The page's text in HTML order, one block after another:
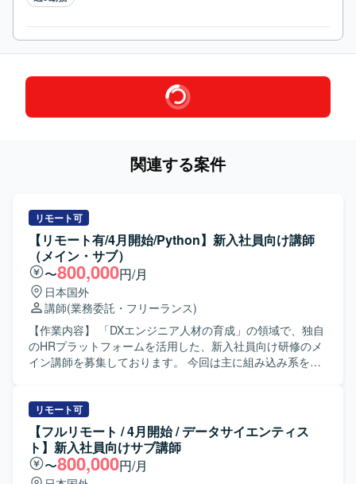
関連する案件
リモート可
【リモート有/4月開始/Python】新入社員向け講師
（メイン・サブ）
〜800,000円/月
日本国外
講師(業務委託・フリーランス)
【作業内容】 「DXエンジニア人材の育成」の領域で、独自
のHRプラットフォームを活用した、新入社員向け研修のメ
イン講師を募集しております。 今回は主に組み込み系をメ
度に応じたアダプティブラーニングを取り入れて運営して
いただきます。（プロダクト使用） ＜業務内容＞ ・研修準
備 ・朝礼/夕礼の参加 ・クライアント向けの振り返り資料の
作成（スライドで1,2ページ程度） ・受講生との1on1 ・講
義 ・研修全体のハンドリング ・全体向けの講義 ・進捗度合
リモート可
【フルリモート / 4月開始 / データサイエンティス
ト】新入社員向けサブ講師
〜800,000円/月